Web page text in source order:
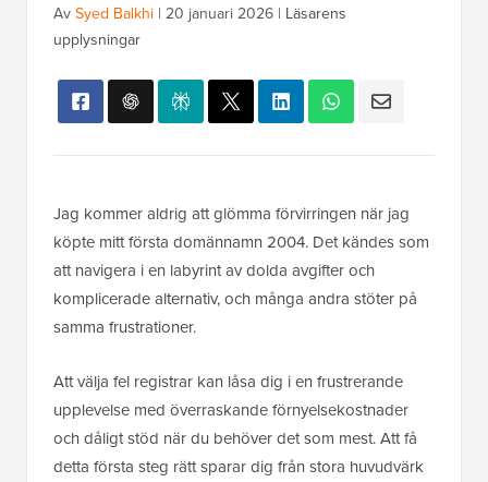
Av Syed Balkhi | 20 januari 2026 | Läsarens
upplysningar
Jag kommer aldrig att glömma förvirringen när jag
köpte mitt första domännamn 2004. Det kändes som
att navigera i en labyrint av dolda avgifter och
komplicerade alternativ, och många andra stöter på
samma frustrationer.
Att välja fel registrar kan låsa dig i en frustrerande
upplevelse med överraskande förnyelsekostnader
och dåligt stöd när du behöver det som mest. Att få
detta första steg rätt sparar dig från stora huvudvärk